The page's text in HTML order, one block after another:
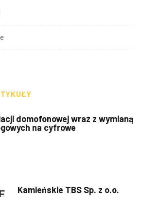
domofonowej wraz z wymianą
na cyfrowe
Kamieńskie TBS Sp. z o.o.